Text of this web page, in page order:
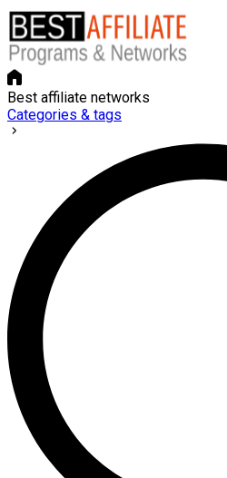
Best affiliate networks
Categories & tags